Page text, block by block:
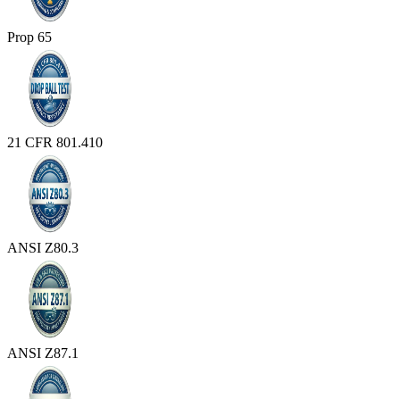
Prop 65
21 CFR 801.410
ANSI Z80.3
ANSI Z87.1